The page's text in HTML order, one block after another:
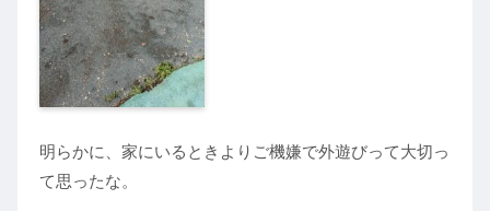
明らかに、家にいるときよりご機嫌で外遊びって大切っ
て思ったな。